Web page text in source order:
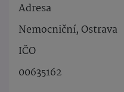
Adresa
Nemocniční, Ostrava
IČO
00635162